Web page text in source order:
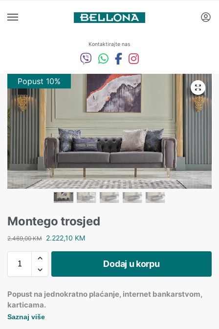
Kontaktirajte nas
Popust 10%
Popust 10%
Montego trosjed
2.469,00KM 2.222,10 KM
Dodaj u korpu
Popust na jednokratno plaćanje, internet bankarstvom,
karticama.
Saznaj više